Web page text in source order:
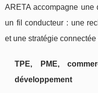
ARETA accompagne une
un fil conducteur : une
et une stratégie connectée
TPE, PME,
développement